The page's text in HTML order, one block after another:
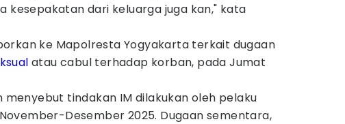
kesepakatan dari keluarga juga kan," kata
ke Mapolresta Yogyakarta terkait dugaan
atau cabul terhadap korban, pada Jumat
menyebut tindakan IM dilakukan oleh pelaku
Desember 2025. Dugaan sementara,